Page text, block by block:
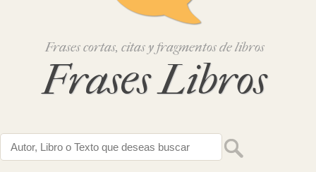
Frases cortas, citas y fragmentos de libros
Frases Libros